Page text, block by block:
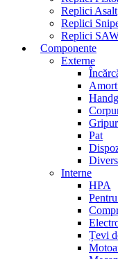
Replici Asalt
Replici
Replici
Componente
Externe
Pat
Interne
HPA
Țevi